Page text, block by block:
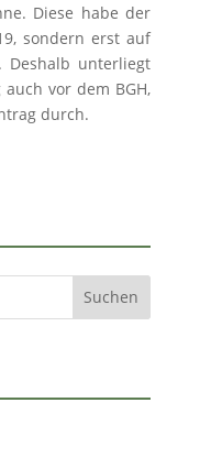
Diese habe der
sondern erst auf
Deshalb unterliegt
vor dem BGH,
durch.